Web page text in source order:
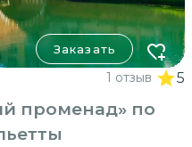
Заказать
1 отзыв 5
променад» по